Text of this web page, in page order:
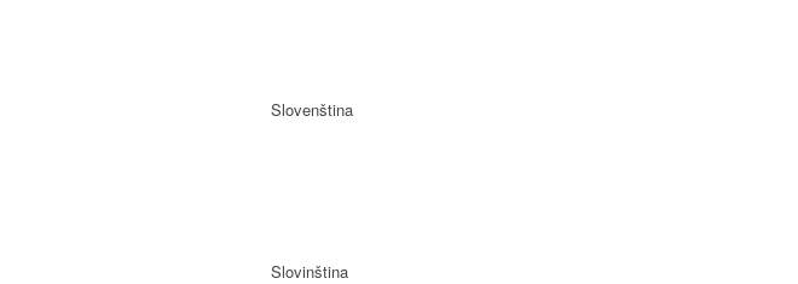
Slovenština
Slovinština